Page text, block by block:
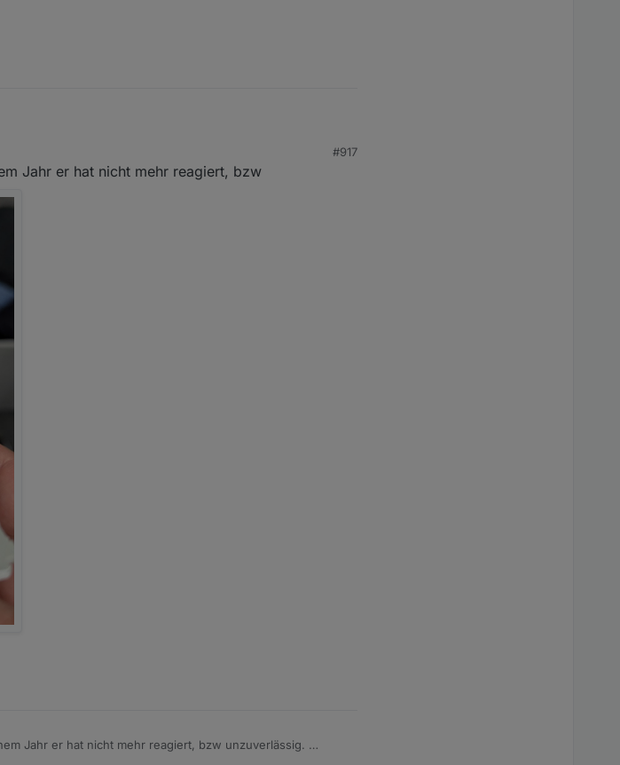
#917
Jahr er hat nicht mehr reagiert, bzw
Jahr er hat nicht mehr reagiert, bzw unzuverlässig.